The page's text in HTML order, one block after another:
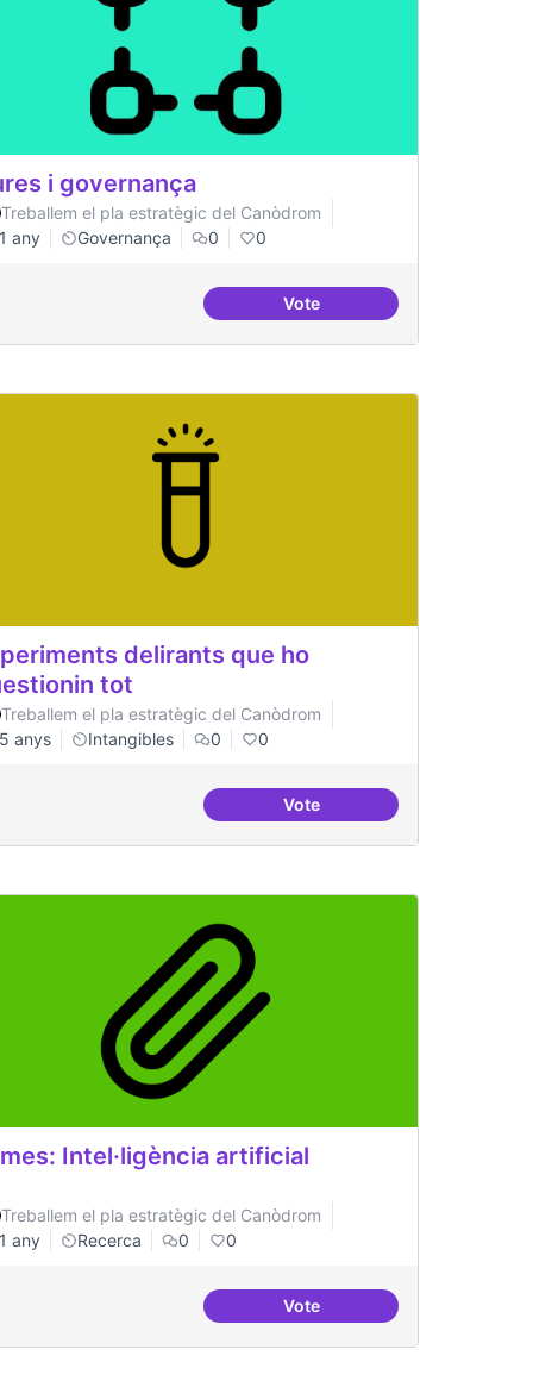
i governança
Treballem el pla estratègic del Canòdrom
1 any
Governança 0 0
VoteCures i governança
delirants que ho
tot
Treballem el pla estratègic del Canòdrom
5 anys
Intangibles 0 0
VoteExperiments delirants que
a tots nivells que sigui referent
Intel·ligència artificial
Treballem el pla estratègic del Canòdrom
1 any
Recerca 0 0
VoteTemes: Intel·ligència